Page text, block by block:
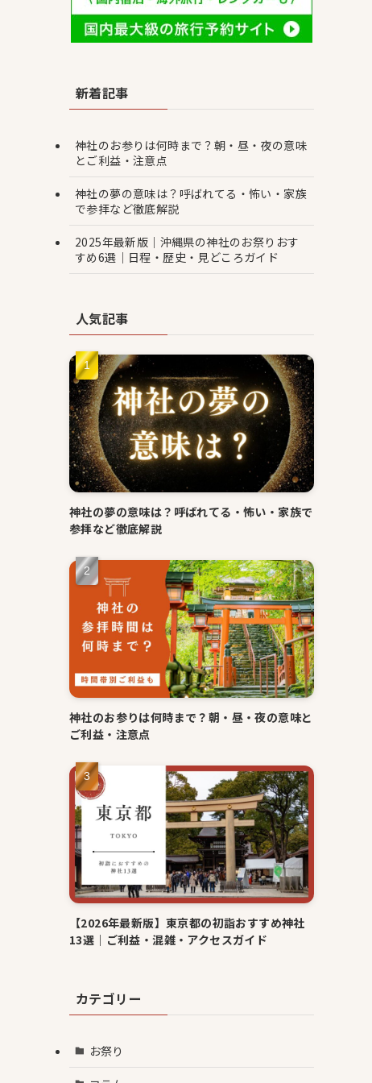
新着記事
神社のお参りは何時まで？朝・昼・夜の意味
とご利益・注意点
神社の夢の意味は？呼ばれてる・怖い・家族
で参拝など徹底解説
2025年最新版｜沖縄県の神社のお祭りおす
すめ6選｜日程・歴史・見どころガイド
人気記事
神社の夢の意味は？呼ばれてる・怖い・家族で
参拝など徹底解説
神社のお参りは何時まで？朝・昼・夜の意味と
ご利益・注意点
【2026年最新版】東京都の初詣おすすめ神社
13選｜ご利益・混雑・アクセスガイド
カテゴリー
お祭り